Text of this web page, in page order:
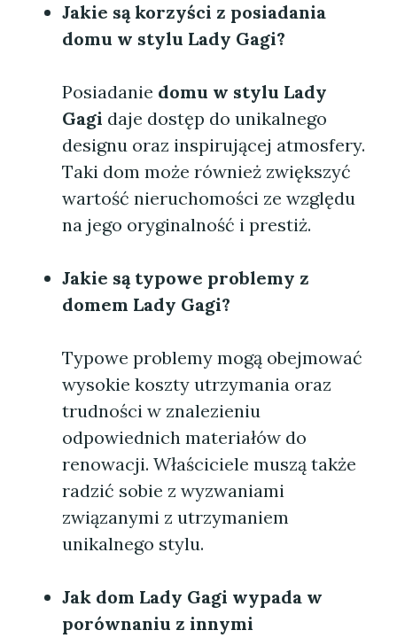
Jakie są korzyści z posiadania
domu w stylu Lady Gagi?
Posiadanie domu w stylu Lady
Gagi daje dostęp do unikalnego
designu oraz inspirującej atmosfery.
Taki dom może również zwiększyć
wartość nieruchomości ze względu
na jego oryginalność i prestiż.
Jakie są typowe problemy z
domem Lady Gagi?
Typowe problemy mogą obejmować
wysokie koszty utrzymania oraz
trudności w znalezieniu
odpowiednich materiałów do
renowacji. Właściciele muszą także
radzić sobie z wyzwaniami
związanymi z utrzymaniem
unikalnego stylu.
Jak dom Lady Gagi wypada w
porównaniu z innymi